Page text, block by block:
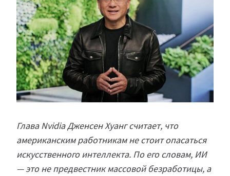
Глава Nvidia Дженсен Хуанг считает, что
американским работникам не стоит опасаться
искусственного интеллекта. По его словам, ИИ
— это не предвестник массовой безработицы, а